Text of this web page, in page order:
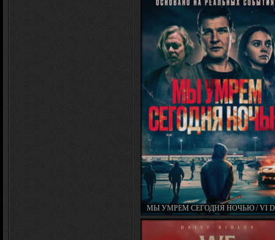
МЫ УМРЕМ СЕГОДНЯ НОЧЬЮ / VI
NATT / WE DIE TONIGHT (2025)